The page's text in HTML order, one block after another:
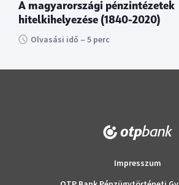
A magyarországi pénzintézetek
hitelkihelyezése (1840-2020)
Olvasási idő – 5 perc
Impresszum